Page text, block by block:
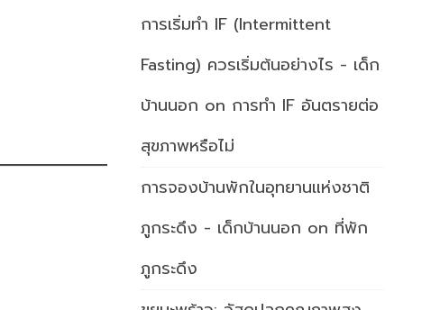
การเริ่มทำ IF (Intermittent
Fasting) ควรเริ่มต้นอย่างไร - เด็ก
บ้านนอก on การทำ IF อันตรายต่อ
สุขภาพหรือไม่
การจองบ้านพักในอุทยานแห่งชาติ
ภูกระดึง - เด็กบ้านนอก on ที่พัก
ภูกระดึง